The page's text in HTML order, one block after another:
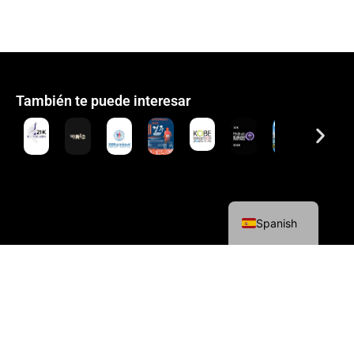
También te puede interesar
Spanish